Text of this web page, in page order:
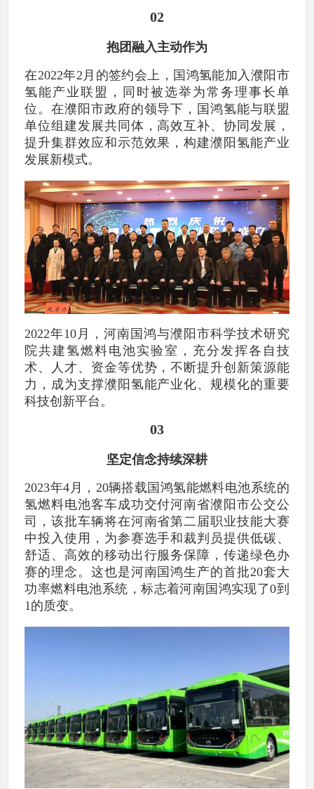
02
抱团融入主动作为
在2022年2月的签约会上，国鸿氢能加入濮阳市
氢能产业联盟，同时被选举为常务理事长单
位。在濮阳市政府的领导下，国鸿氢能与联盟
单位组建发展共同体，高效互补、协同发展，
提升集群效应和示范效果，构建濮阳氢能产业
发展新模式。
2022年10月，河南国鸿与濮阳市科学技术研究
院共建氢燃料电池实验室，充分发挥各自技
术、人才、资金等优势，不断提升创新策源能
力，成为支撑濮阳氢能产业化、规模化的重要
科技创新平台。
03
坚定信念持续深耕
2023年4月，20辆搭载国鸿氢能燃料电池系统的
氢燃料电池客车成功交付河南省濮阳市公交公
司，该批车辆将在河南省第二届职业技能大赛
中投入使用，为参赛选手和裁判员提供低碳、
舒适、高效的移动出行服务保障，传递绿色办
赛的理念。这也是河南国鸿生产的首批20套大
功率燃料电池系统，标志着河南国鸿实现了0到
1的质变。